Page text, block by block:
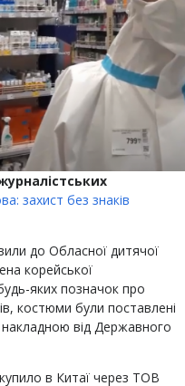
захист без знаків
до Обласної дитячої
корейської
яких позначок про
костюми були поставлені
від Державного
в Китаї через ТОВ